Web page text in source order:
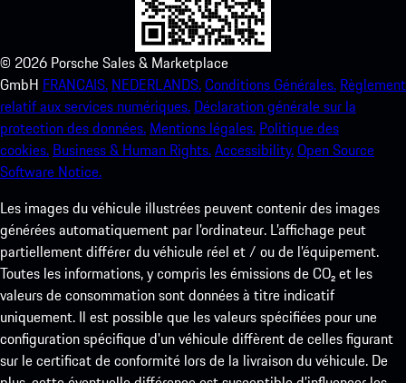
© 2026 Porsche Sales & Marketplace
GmbH FRANCAIS. NEDERLANDS.Conditions Générales. Règlement
relatif aux services numériques. Déclaration générale sur la
protection des données. Mentions légales. Politique des
cookies. Business & Human Rights.Accessibility.Open Source
Software Notice.
Les images du véhicule illustrées peuvent contenir des images
générées automatiquement par l’ordinateur. L’affichage peut
partiellement différer du véhicule réel et / ou de l’équipement.
Toutes les informations, y compris les émissions de CO₂ et les
valeurs de consommation sont données à titre indicatif
uniquement. Il est possible que les valeurs spécifiées pour une
configuration spécifique d'un véhicule diffèrent de celles figurant
sur le certificat de conformité lors de la livraison du véhicule. De